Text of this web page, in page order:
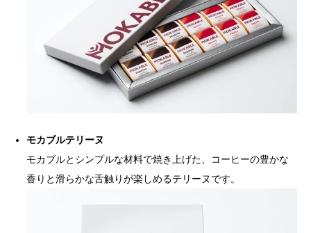
モカブルテリーヌ
モカブルとシンプルな材料で焼き上げた、コーヒーの豊かな
香りと滑らかな舌触りが楽しめるテリーヌです。